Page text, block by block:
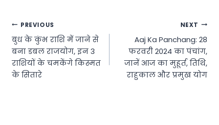
Post
navigation
PREVIOUS
बुध के कुंभ राशि में जाने से
बना डबल राजयोग, इन 3
राशियों के चमकेंगे किस्मत
के सितारे
NEXT
Aaj Ka Panchang: 28
फरवरी 2024 का पंचांग,
जानें आज का मुहूर्त, तिथि,
राहुकाल और प्रमुख योग